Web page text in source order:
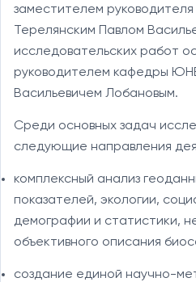
заместителем
Терелянским Павлом
исследовательских работ
руководителем кафедры
Васильевичем Лобановым.
Среди основных задач
следующие направления
комплексный анализ
показателей, экологии,
демографии и статистики,
объективного описания
создание единой научно-